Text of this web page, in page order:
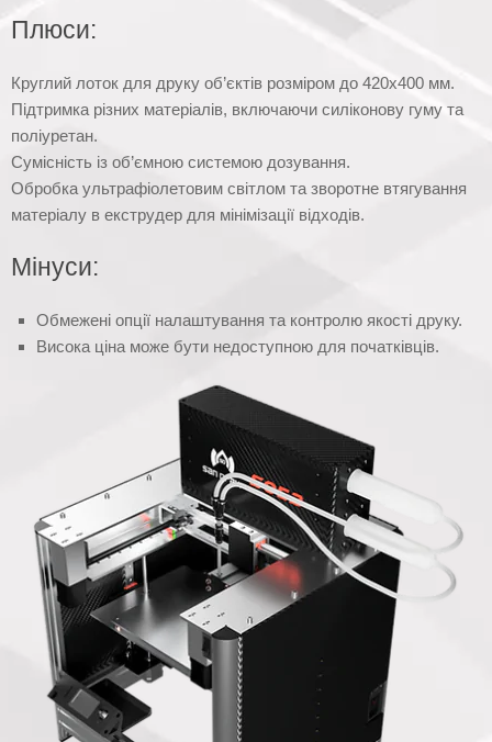
Плюси:
Круглий лоток для друку об’єктів розміром до 420х400 мм.
Підтримка різних матеріалів, включаючи силіконову гуму та
поліуретан.
Сумісність із об’ємною системою дозування.
Обробка ультрафіолетовим світлом та зворотне втягування
матеріалу в екструдер для мінімізації відходів.
Мінуси:
Обмежені опції налаштування та контролю якості друку.
Висока ціна може бути недоступною для початківців.